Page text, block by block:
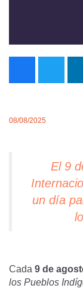
08/08/2025
El 9
un día
Cada 9 de
los Pueblos